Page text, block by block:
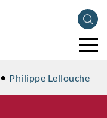
Philippe Lellouche